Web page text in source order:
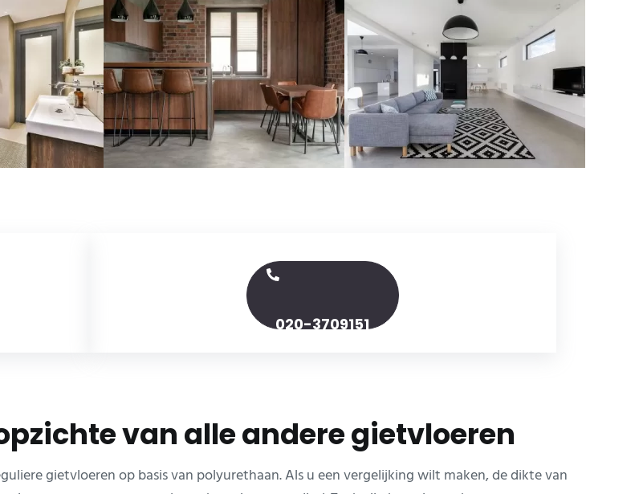
020-3709151
van alle andere gietvloeren
gietvloeren op basis van polyurethaan. Als u een vergelijking wilt maken, de dikte van